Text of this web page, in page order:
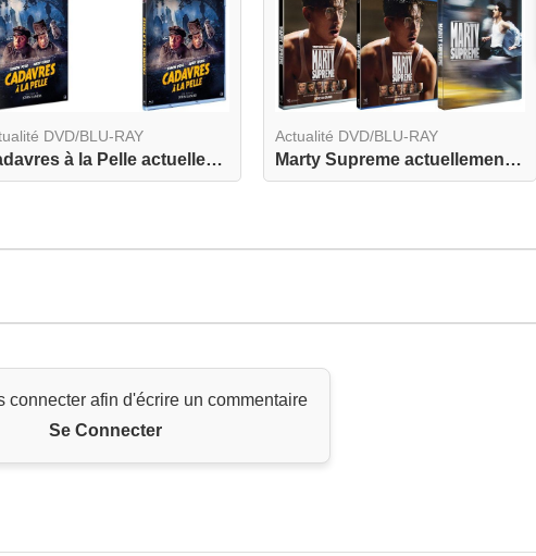
DVD/BLU-RAY
Cadavres à la Pelle actuellement en DVD et BLU-R...
Actualité DVD/BLU-RAY
Marty Supreme actuellement en DVD, BLU-RAY et BL...
connecter afin d'écrire un commentaire
Se Connecter